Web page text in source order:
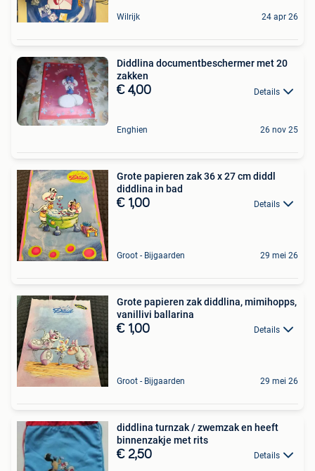
Wilrijk 24 apr 26
Diddlina documentbeschermer met 20
zakken
€ 4,00 Details
Enghien 26 nov 25
Grote papieren zak 36 x 27 cm diddl
diddlina in bad
€ 1,00 Details
Groot - Bijgaarden 29 mei 26
Grote papieren zak diddlina, mimihopps,
vanillivi ballarina
€ 1,00 Details
Groot - Bijgaarden 29 mei 26
diddlina turnzak / zwemzak en heeft
binnenzakje met rits
€ 2,50 Details